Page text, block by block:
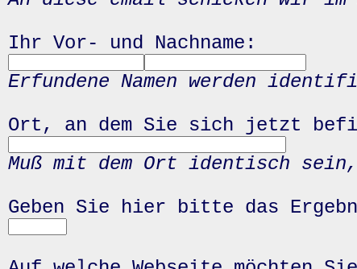
Ihr Vor- und Nachname:
Erfundene Namen werden
Ort, an dem Sie sich jetzt
Muß mit dem Ort identisch
Geben Sie hier bitte das